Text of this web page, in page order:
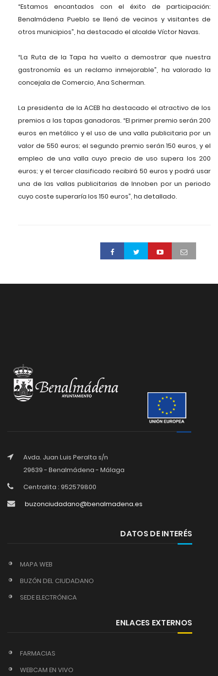
“Estamos encantados con el éxito de participación:
Benalmádena Pueblo se llenó de vecinos y visitantes de
otros municipios”, ha destacado el alcalde Víctor Navas.
“La Ruta de la Tapa ha vuelto a demostrar que nuestra
gastronomía es un reclamo inmejorable”, ha valorado la
concejala de Comercio, Ana Scherman.
La presidenta de la ACEB ha destacado el atractivo de los
premios a las tapas ganadoras. “El primer premio serán 200
euros en metálico y el uso de una valla publicitaria por un
valor de 550 euros; el segundo premio serán 150 euros, y el
empleo de una valla cuyo precio de uso supera los 200
euros; y el tercer clasificado recibirá 50 euros y podrá usar
una de las vallas publicitarias de Innoben por un periodo
cuyo coste superaría los 150 euros”, ha detallado.
Avda. Juan Luis Peralta s/n
29639 - Benalmádena - Málaga
Centralita : 952579800
buzonciudadano@benalmadena.es
DATOS DE INTERÉS
MAPA WEB
BUZÓN DEL CIUDADANO
SEDE ELECTRÓNICA
ENLACES EXTERNOS
FARMACIAS
WEBCAM EN VIVO